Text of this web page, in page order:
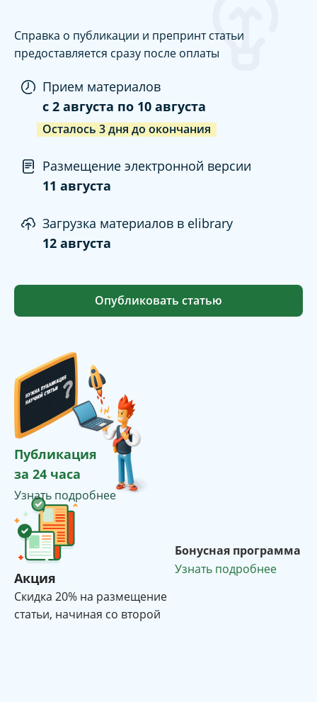
Справка о публикации и препринт статьи
предоставляется сразу после оплаты
Прием материалов
c 2 августа по 10 августа
Осталось 3дня до окончания
Размещение электронной версии
11 августа
Загрузка материалов в elibrary
12 августа
Опубликовать статью
Публикация
за 24 часа
Узнать подробнее
Акция
Cкидка 20% на размещение
статьи, начиная со второй
Бонусная программа
Узнать подробнее